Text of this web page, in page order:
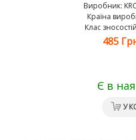
Виробник:
Країна
Клас
485
Є в
У